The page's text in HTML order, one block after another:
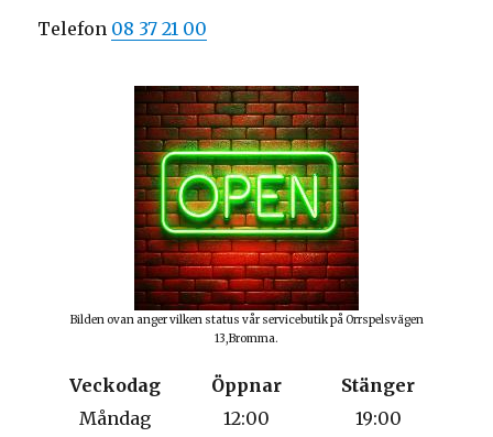
Telefon 08 37 21 00
Bilden ovan anger vilken status vår servicebutik på Orrspelsvägen
13,Bromma.
Veckodag Öppnar
Stänger
Måndag
12:00
19:00